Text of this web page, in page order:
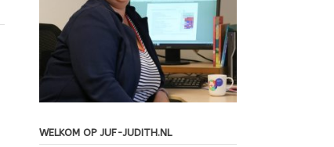
WELKOM OP JUF-JUDITH.NL